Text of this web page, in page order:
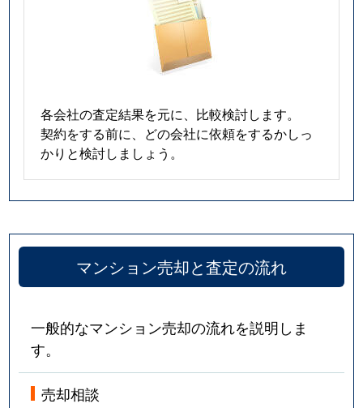
各会社の査定結果を元に、比較検討します。
契約をする前に、どの会社に依頼をするかしっ
かりと検討しましょう。
マンション売却と査定の流れ
一般的なマンション売却の流れを説明しま
す。
売却相談